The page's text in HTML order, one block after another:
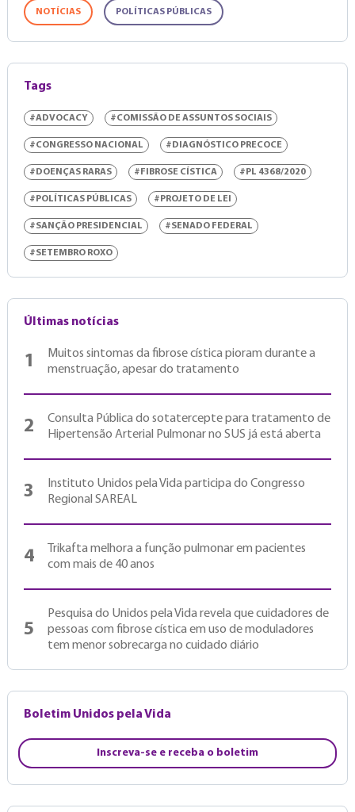
NOTÍCIAS POLÍTICAS PÚBLICAS
Tags
#ADVOCACY #COMISSÃO DE ASSUNTOS SOCIAIS
#CONGRESSO NACIONAL #DIAGNÓSTICO PRECOCE
#DOENÇAS RARAS #FIBROSE CÍSTICA #PL 4368/2020
#POLÍTICAS PÚBLICAS #PROJETO DE LEI
#SANÇÃO PRESIDENCIAL #SENADO FEDERAL
#SETEMBRO ROXO
Últimas notícias
1
Muitos sintomas da fibrose cística pioram durante a
menstruação, apesar do tratamento
2
Consulta Pública do sotatercepte para tratamento de
Hipertensão Arterial Pulmonar no SUS já está aberta
3
Instituto Unidos pela Vida participa do Congresso
Regional SAREAL
4
Trikafta melhora a função pulmonar em pacientes
com mais de 40 anos
5
Pesquisa do Unidos pela Vida revela que cuidadores de
pessoas com fibrose cística em uso de moduladores
tem menor sobrecarga no cuidado diário
Boletim Unidos pela Vida
Inscreva-se e receba o boletim